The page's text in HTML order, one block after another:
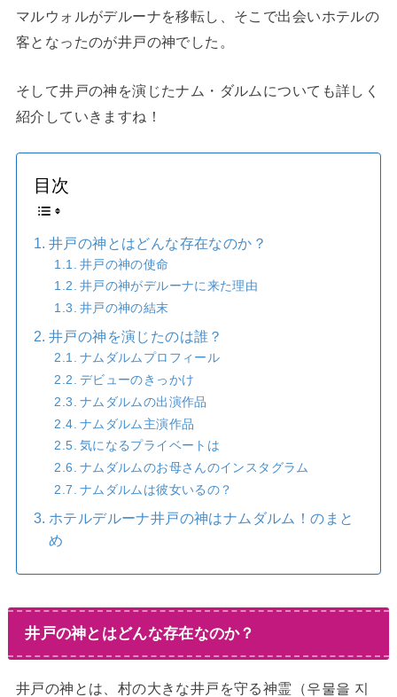
マルウォルがデルーナを移転し、そこで出会いホテルの
客となったのが井戸の神でした。
そして井戸の神を演じたナム・ダルムについても詳しく
紹介していきますね！
目次
井戸の神とはどんな存在なのか？
井戸の神の使命
井戸の神がデルーナに来た理由
井戸の神の結末
井戸の神を演じたのは誰？
ナムダルムプロフィール
デビューのきっかけ
ナムダルムの出演作品
ナムダルム主演作品
気になるプライベートは
ナムダルムのお母さんのインスタグラム
ナムダルムは彼女いるの？
ホテルデルーナ井戸の神はナムダルム！のまと
め
井戸の神とはどんな存在なのか？
井戸の神とは、村の大きな井戸を守る神霊（우물을 지